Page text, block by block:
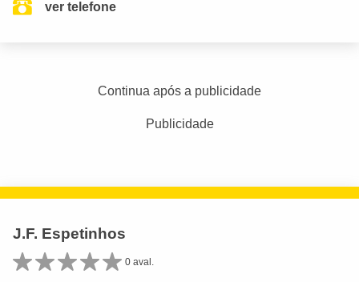
ver telefone
Continua após a publicidade
Publicidade
J.F. Espetinhos
0 aval.